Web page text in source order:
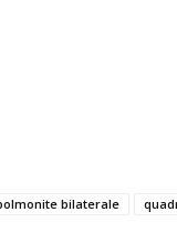
bilaterale